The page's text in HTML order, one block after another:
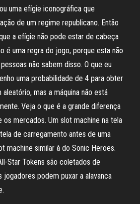
uma efígie iconográfica que
de um regime republicano. Então
a efígie não pode estar de cabeça
é uma regra do jogo, porque esta não
não sabem disso. O que eu
uma probabilidade de 4 para obter
mas a máquina não está
Veja o que é a grande diferença
os mercados. Um slot machine na tela
de carregamento antes de uma
machine similar à do Sonic Heroes.
Star Tokens são coletados de
jogadores podem puxar a alavanca